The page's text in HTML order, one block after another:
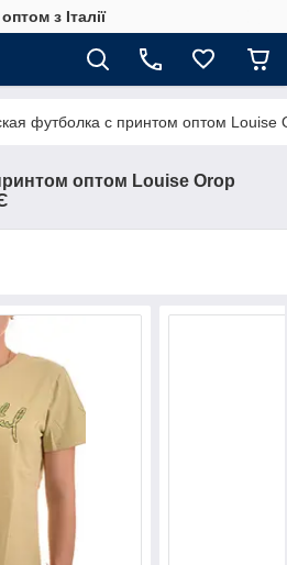
з Італії
футболка с принтом оптом Louise
оптом Louise Orop